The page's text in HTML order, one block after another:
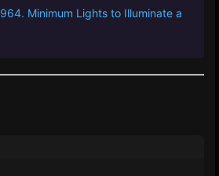
Minimum Lights to Illuminate a